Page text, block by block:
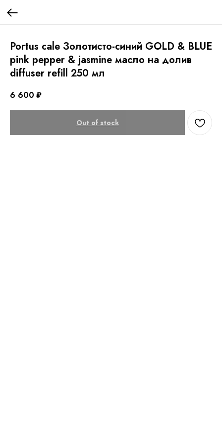
Portus cale Золотисто-синий GOLD & BLUE
pink pepper & jasmine масло на долив
diffuser refill 250 мл
6 600 ₽
Out of stock